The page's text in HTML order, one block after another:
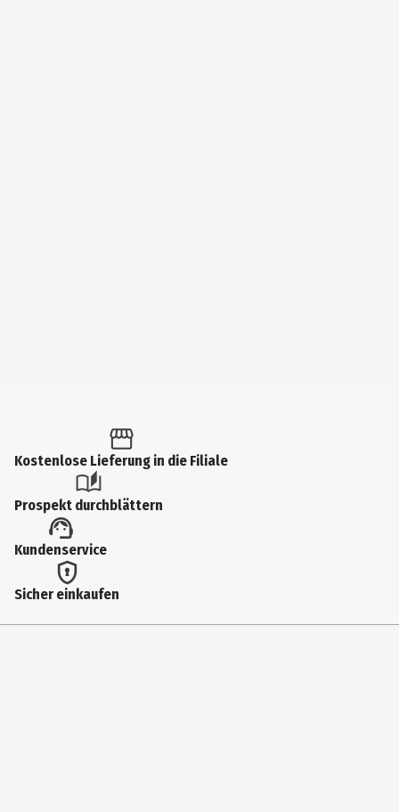
Kostenlose Lieferung in die Filiale
Prospekt durchblättern
Kundenservice
Sicher einkaufen